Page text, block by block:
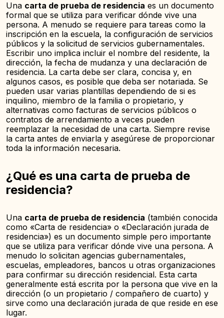
Una carta de prueba de residencia es un documento
formal que se utiliza para verificar dónde vive una
persona. A menudo se requiere para tareas como la
inscripción en la escuela, la configuración de servicios
públicos y la solicitud de servicios gubernamentales.
Escribir uno implica incluir el nombre del residente, la
dirección, la fecha de mudanza y una declaración de
residencia. La carta debe ser clara, concisa y, en
algunos casos, es posible que deba ser notariada. Se
pueden usar varias plantillas dependiendo de si es
inquilino, miembro de la familia o propietario, y
alternativas como facturas de servicios públicos o
contratos de arrendamiento a veces pueden
reemplazar la necesidad de una carta. Siempre revise
la carta antes de enviarla y asegúrese de proporcionar
toda la información necesaria.
¿Qué es una carta de prueba de
residencia?
Una carta de prueba de residencia (también conocida
como «Carta de residencia» o «Declaración jurada de
residencia») es un documento simple pero importante
que se utiliza para verificar dónde vive una persona. A
menudo lo solicitan agencias gubernamentales,
escuelas, empleadores, bancos u otras organizaciones
para confirmar su dirección residencial. Esta carta
generalmente está escrita por la persona que vive en la
dirección (o un propietario / compañero de cuarto) y
sirve como una declaración jurada de que reside en ese
lugar.